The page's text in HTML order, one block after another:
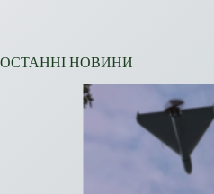
ОСТАННІ НОВИНИ